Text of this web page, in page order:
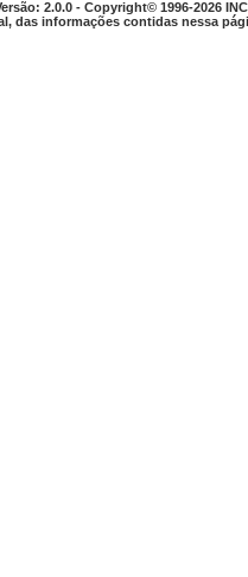
2.0.0 - Copyright© 1996-2026
das informações contidas nessa